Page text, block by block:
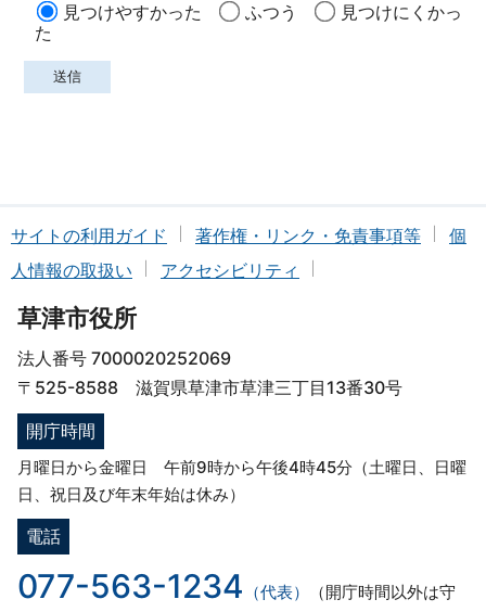
見つけやすかった
ふつう
見つけにくかっ
た
サイトの利用ガイド 著作権・リンク・免責事項等
個
人情報の取扱い
アクセシビリティ
草津市役所
法人番号 7000020252069
〒525-8588 滋賀県草津市草津三丁目13番30号
開庁時間
月曜日から金曜日 午前9時から午後4時45分（土曜日、日曜
日、祝日及び年末年始は休み）
電話
077-563-1234 （代表）
（開庁時間以外は守